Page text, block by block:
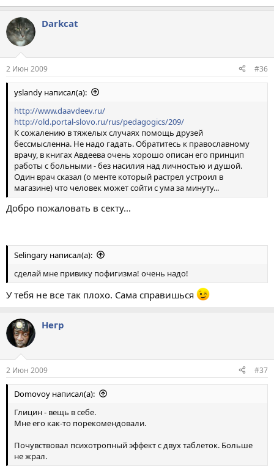
Darkcat
2 Июн 2009 #36
yslandy написал(а):
http://www.daavdeev.ru/
http://old.portal-slovo.ru/rus/pedagogics/209/
К сожалению в тяжелых случаях помощь друзей
бессмысленна. Не надо гадать. Обратитесь к православному
врачу, в книгах Авдеева очень хорошо описан его принцип
работы с больными - без насилия над личностью и душой.
Один врач сказал (о менте который растрел устроил в
магазине) что человек может сойти с ума за минуту...
Добро пожаловать в секту...
Selingary написал(а):
сделай мне привику пофигизма! очень надо!
У тебя не все так плохо. Сама справишься
Негр
2 Июн 2009 #37
Domovoy написал(а):
Глицин - вещь в себе.
Мне его как-то порекомендовали.
Почувствовал психотропный эффект с двух таблеток. Больше
не жрал.